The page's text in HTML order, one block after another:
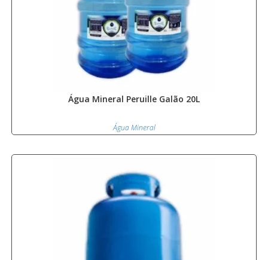
Água Mineral Peruille Galão 20L
Água Mineral